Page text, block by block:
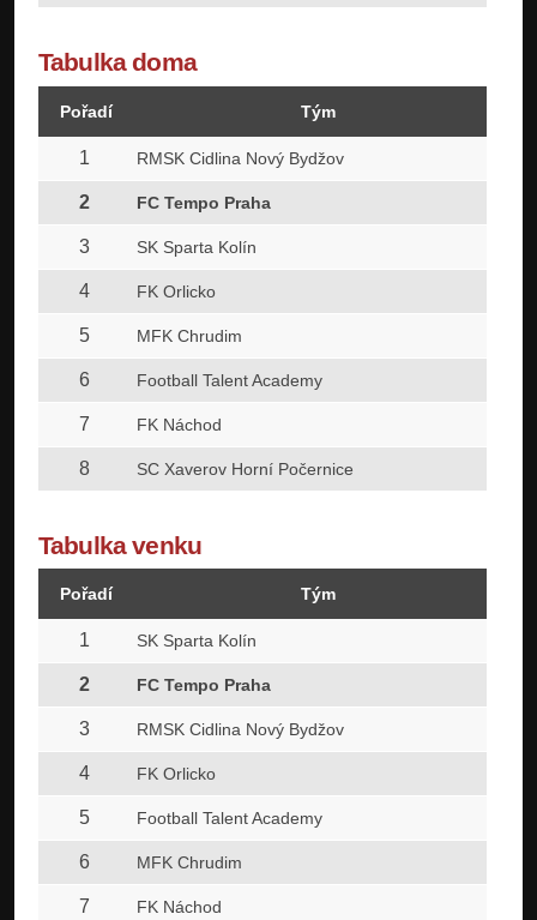
Tabulka doma
Pořadí Tým
1 RMSK Cidlina Nový Bydžov
2 FC Tempo Praha
3 SK Sparta Kolín
4 FK Orlicko
5 MFK Chrudim
6 Football Talent Academy
7 FK Náchod
8 SC Xaverov Horní Počernice
Tabulka venku
Pořadí Tým
1 SK Sparta Kolín
2 FC Tempo Praha
3 RMSK Cidlina Nový Bydžov
4 FK Orlicko
5 Football Talent Academy
6 MFK Chrudim
7 FK Náchod